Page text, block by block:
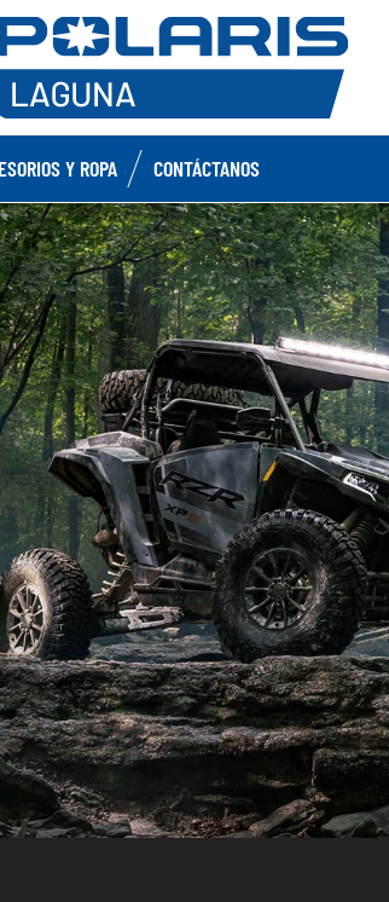
Y ROPA CONTÁCTANOS